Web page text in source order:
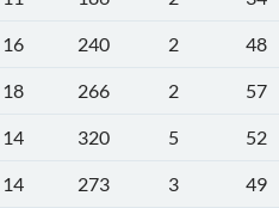
16 240 2
48
18 266 2
57
14 320 5
52
14 273 3
49